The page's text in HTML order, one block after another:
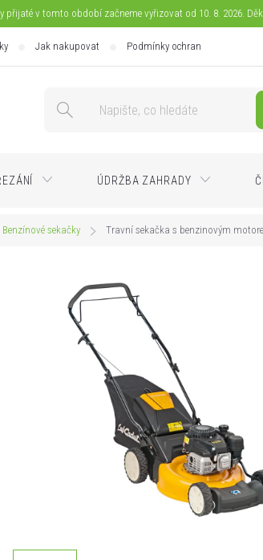
v tomto období začneme vyřizovat od 10. 8. 2026.
Jak nakupovat Podmínky ochrany osobních
ÚDRŽBA ZAHRADY
Benzínové sekačky Travní sekačka s benzinovým